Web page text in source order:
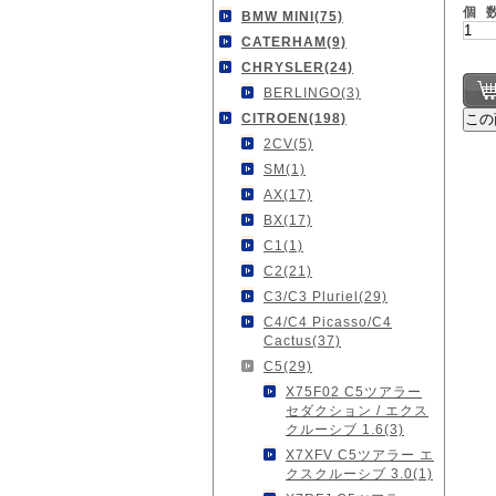
BMW MINI(75)
CATERHAM(9)
CHRYSLER(24)
BERLINGO(3)
CITROEN(198)
2CV(5)
SM(1)
AX(17)
BX(17)
C1(1)
C2(21)
C3/C3 Pluriel(29)
C4/C4 Picasso/C4
Cactus(37)
C5(29)
X75F02 C5ツアラー
セダクション / エクス
クルーシブ 1.6(3)
X7XFV C5ツアラー エ
クスクルーシブ 3.0(1)
個